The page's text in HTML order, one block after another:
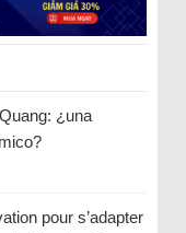
¿una
pour s’adapter